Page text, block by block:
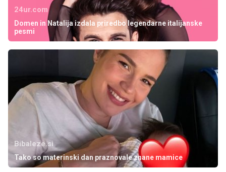
24ur.com
Domen in Natalija izdala priredbo legendarne italijanske
pesmi
Bibaleze.si
Tako so materinski dan praznovale znane mamice